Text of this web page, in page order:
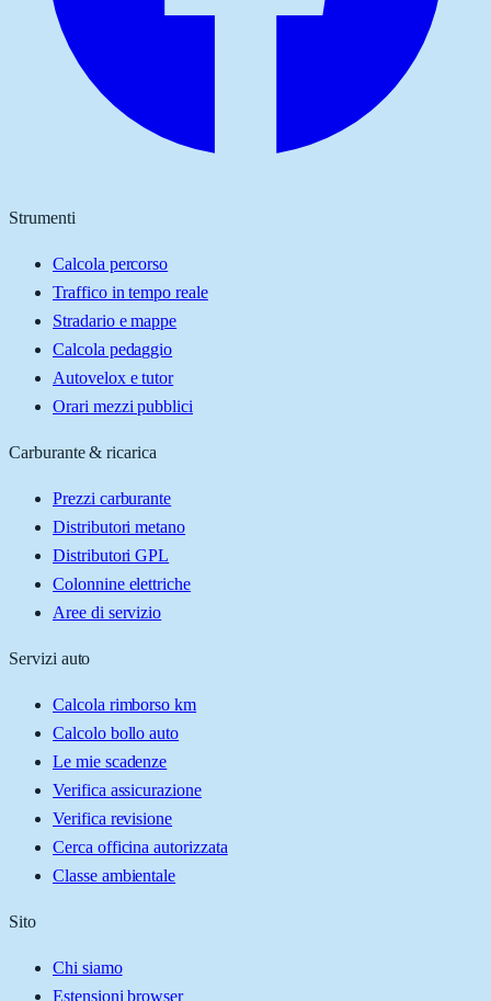
Strumenti
Calcola percorso
Traffico in tempo reale
Stradario e mappe
Calcola pedaggio
Autovelox e tutor
Orari mezzi pubblici
Carburante & ricarica
Prezzi carburante
Distributori metano
Distributori GPL
Colonnine elettriche
Aree di servizio
Servizi auto
Calcola rimborso km
Calcolo bollo auto
Le mie scadenze
Verifica assicurazione
Verifica revisione
Cerca officina autorizzata
Classe ambientale
Sito
Chi siamo
Estensioni browser